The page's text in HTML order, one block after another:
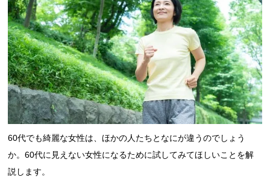
60代でも綺麗な女性は、ほかの人たちとなにが違うのでしょう
か。60代に見えない女性になるために試してみてほしいことを解
説します。